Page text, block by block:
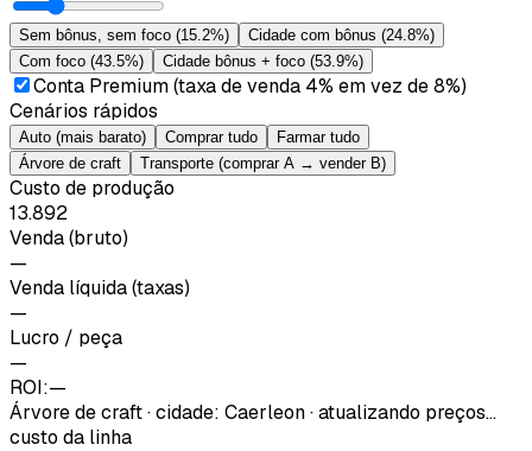
Sem bônus, sem foco (15.2%) Cidade com bônus (24.8%)
Com foco (43.5%) Cidade bônus + foco (53.9%)
Conta Premium (taxa de venda 4% em vez de 8%)
Cenários rápidos
Auto (mais barato) Comprar tudo
Farmar tudo
Árvore de craft
Transporte (comprar A → vender B)
Custo de produção
13.892
Venda (bruto)
—
Venda líquida (taxas)
—
Lucro / peça
—
ROI:—
Árvore de craft·cidade: Caerleon· atualizando preços…
custo da linha